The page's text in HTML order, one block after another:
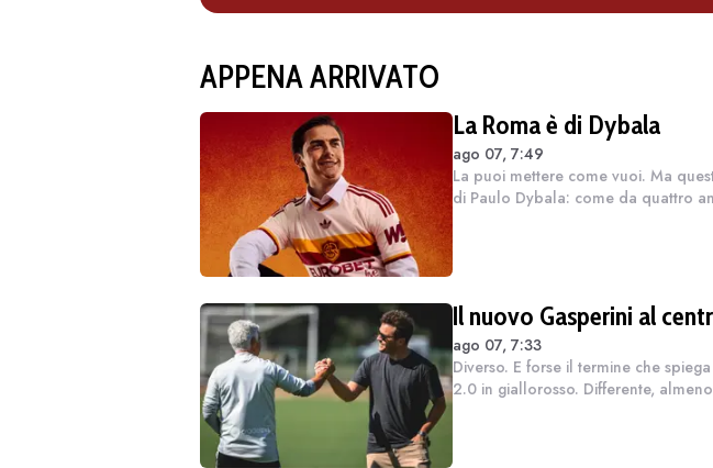
APPENA ARRIVATO
La Roma è di Dybala
ago 07, 7:49
La puoi mettere come vuoi. Ma
di Paulo Dybala: come da quattro
Il nuovo Gasperini al
ago 07, 7:33
Diverso. E forse il termine che
2.0 in giallorosso. Differente,